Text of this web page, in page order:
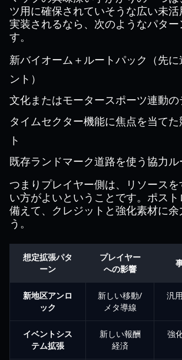
ツ用に確保されていそうな広い未活
実装されるなら、次のようなパター
す。
新バイオーム＋ルートパック（先
ント）
文化またはモータースポーツ連動
タイムセクター機能に焦点を当て
ト
既存ランドマーク道路を使う協力ル
つまりプレイヤー側は、リソース
い方がよいということです。ポス
備えて、クレジットと強化素材に余
う。
想定拡張パタ
ーン
プレイヤー
への影響
新地区アンロ
ック
新しい移動/
メタ導線
汎
イベントシス
テム拡張
新しい報酬
経済
強